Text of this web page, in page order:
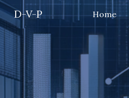
D-V-P Home